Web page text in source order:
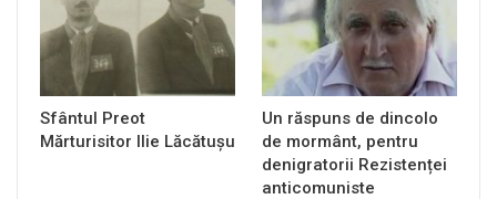
Sfântul Preot
Mărturisitor Ilie Lăcătușu
Un răspuns de dincolo
de mormânt, pentru
denigratorii Rezistenței
anticomuniste